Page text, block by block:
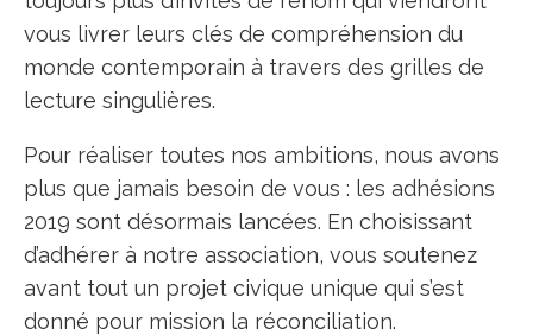
vous livrer leurs clés de compréhension du
monde contemporain à travers des grilles de
lecture singulières.
Pour réaliser toutes nos ambitions, nous avons
plus que jamais besoin de vous : les adhésions
2019 sont désormais lancées. En choisissant
d’adhérer à notre association, vous soutenez
avant tout un projet civique unique qui s’est
donné pour mission la réconciliation.